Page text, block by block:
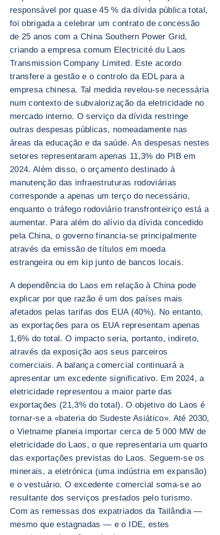
responsável por quase 45 % da dívida pública total,
foi obrigada a celebrar um contrato de concessão
de 25 anos com a China Southern Power Grid,
criando a empresa comum Electricité du Laos
Transmission Company Limited. Este acordo
transfere a gestão e o controlo da EDL para a
empresa chinesa. Tal medida revelou-se necessária
num contexto de subvalorização da eletricidade no
mercado interno. O serviço da dívida restringe
outras despesas públicas, nomeadamente nas
áreas da educação e da saúde. As despesas nestes
setores representaram apenas 11,3% do PIB em
2024. Além disso, o orçamento destinado à
manutenção das infraestruturas rodoviárias
corresponde a apenas um terço do necessário,
enquanto o tráfego rodoviário transfronteiriço está a
aumentar. Para além do alívio da dívida concedido
pela China, o governo financia-se principalmente
através da emissão de títulos em moeda
estrangeira ou em kip junto de bancos locais.
A dependência do Laos em relação à China pode
explicar por que razão é um dos países mais
afetados pelas tarifas dos EUA (40%). No entanto,
as exportações para os EUA representam apenas
1,6% do total. O impacto seria, portanto, indireto,
através da exposição aos seus parceiros
comerciais. A balança comercial continuará a
apresentar um excedente significativo. Em 2024, a
eletricidade representou a maior parte das
exportações (21,3% do total). O objetivo do Laos é
tornar-se a «bateria do Sudeste Asiático». Até 2030,
o Vietname planeia importar cerca de 5 000 MW de
eletricidade do Laos, o que representaria um quarto
das exportações previstas do Laos. Seguem-se os
minerais, a eletrónica (uma indústria em expansão)
e o vestuário. O excedente comercial soma-se ao
resultante dos serviços prestados pelo turismo.
Com as remessas dos expatriados da Tailândia —
mesmo que estagnadas — e o IDE, estes